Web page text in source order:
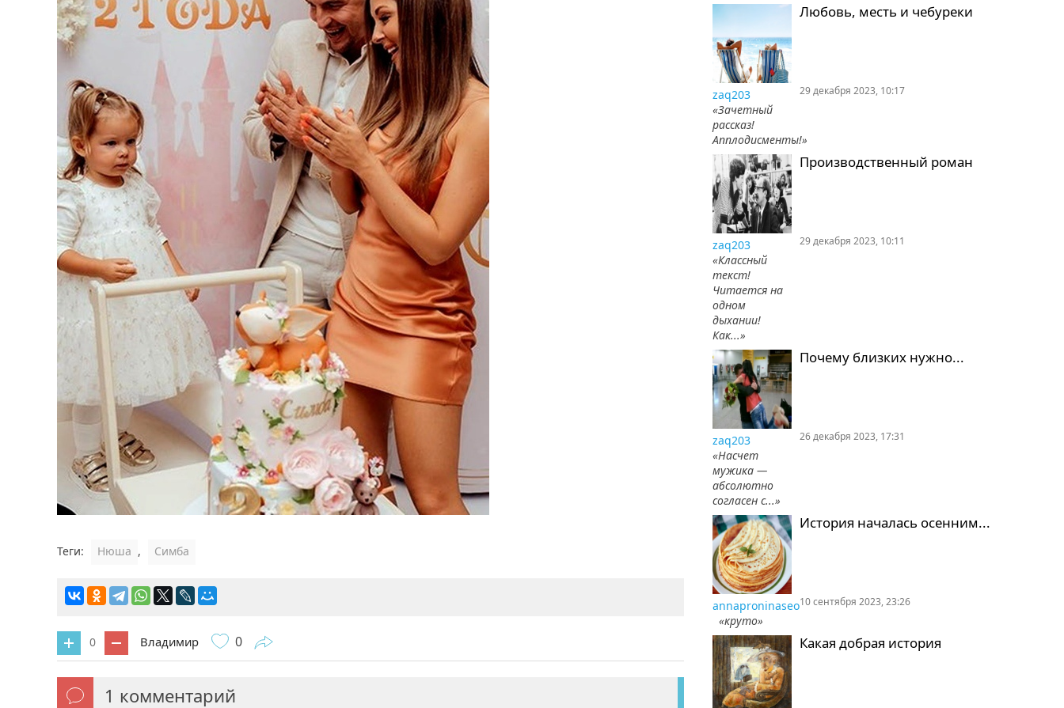
Теги: Нюша , Симба
0 Владимир 0
1 комментарий
Любовь, месть и чебуреки
zaq203
«Зачетный
рассказ!
Апплодисменты!»
29 декабря 2023, 10:17
Производственный роман
zaq203
«Классный
текст!
Читается на
одном
дыхании!
Как...»
29 декабря 2023, 10:11
Почему близких нужно...
zaq203
«Насчет
мужика —
абсолютно
согласен с...»
26 декабря 2023, 17:31
История началась осенним...
annaproninaseo
«круто»
10 сентября 2023, 23:26
Какая добрая история